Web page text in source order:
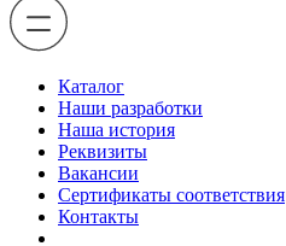
Каталог
Наши разработки
Наша история
Реквизиты
Вакансии
Сертификаты соответствия
Контакты